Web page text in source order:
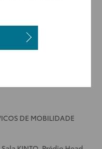
DE MOBILIDADE